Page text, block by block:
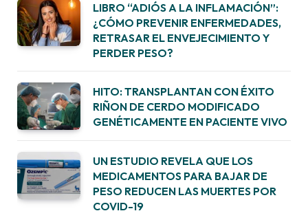
LIBRO “ADIÓS A LA INFLAMACIÓN”:
¿CÓMO PREVENIR ENFERMEDADES,
RETRASAR EL ENVEJECIMIENTO Y
PERDER PESO?
HITO: TRANSPLANTAN CON ÉXITO
RIÑON DE CERDO MODIFICADO
GENÉTICAMENTE EN PACIENTE VIVO
UN ESTUDIO REVELA QUE LOS
MEDICAMENTOS PARA BAJAR DE
PESO REDUCEN LAS MUERTES POR
COVID-19